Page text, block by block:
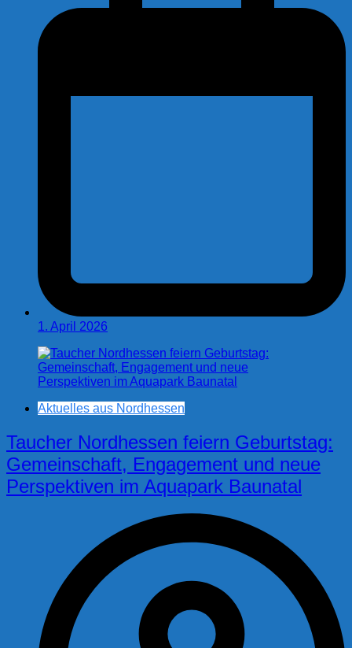
1. April 2026
Aktuelles aus Nordhessen
Taucher Nordhessen feiern Geburtstag:
Gemeinschaft, Engagement und neue
Perspektiven im Aquapark Baunatal